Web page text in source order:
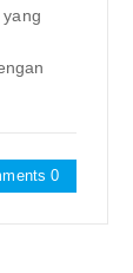
0